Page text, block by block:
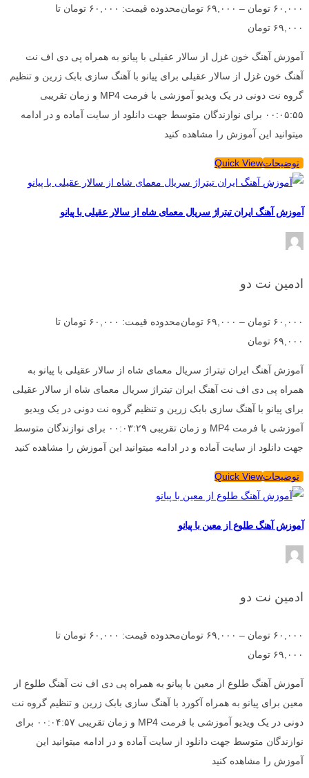
۶۰,۰۰۰ تومان – ۶۹,۰۰۰ تومان
محدوده قیمت: ۶۰,۰۰۰ تومان تا
۶۹,۰۰۰ تومان
آموزش آهنگ خون غزل از سالار عقیلی با پیانو به همراه پی دی اف نت
آهنگ خون غزل از سالار عقیلی برای پیانو با آهنگ سازی بابک زرین و تنظیم
گروه نت دونی در یک ویدیو آموزشی با فرمت MP4 و زمان تقریبی
۰۰:۰۵:۵۵ برای نوازندگان متوسط جهت دانلود از سایت آماده و در ادامه
میتوانید این آموزش را مشاهده کنید
توضیحاتQuick View
آموزش آهنگ ایران تیتراژ سریال معمای شاه از سالار عقیلی با پیانو
ادمین نت دو
۶۰,۰۰۰ تومان – ۶۹,۰۰۰ تومان
محدوده قیمت: ۶۰,۰۰۰ تومان تا
۶۹,۰۰۰ تومان
آموزش آهنگ ایران تیتراژ سریال معمای شاه از سالار عقیلی با پیانو به
همراه پی دی اف نت آهنگ ایران تیتراژ سریال معمای شاه از سالار عقیلی
برای پیانو با آهنگ سازی بابک زرین و تنظیم گروه نت دونی در یک ویدیو
آموزشی با فرمت MP4 و زمان تقریبی ۰۰:۰۳:۲۹ برای نوازندگان متوسط
جهت دانلود از سایت آماده و در ادامه میتوانید این آموزش را مشاهده کنید
توضیحاتQuick View
آموزش آهنگ طلوع از معین با پیانو
ادمین نت دو
۶۰,۰۰۰ تومان – ۶۹,۰۰۰ تومان
محدوده قیمت: ۶۰,۰۰۰ تومان تا
۶۹,۰۰۰ تومان
آموزش آهنگ طلوع از معین با پیانو به همراه پی دی اف نت آهنگ طلوع از
معین برای پیانو به همراه آکورد با آهنگ سازی بابک زرین و تنظیم گروه نت
دونی در یک ویدیو آموزشی با فرمت MP4 و زمان تقریبی ۰۰:۰۴:۵۷ برای
نوازندگان متوسط جهت دانلود از سایت آماده و در ادامه میتوانید این
آموزش را مشاهده کنید